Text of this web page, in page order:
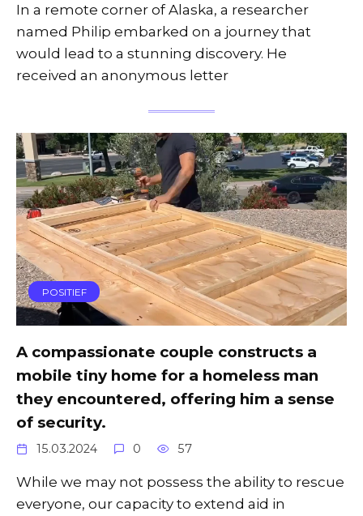
In a remote corner of Alaska, a researcher
named Philip embarked on a journey that
would lead to a stunning discovery. He
received an anonymous letter
POSITIEF
A compassionate couple constructs a
mobile tiny home for a homeless man
they encountered, offering him a sense
of security.
15.03.2024 0 57
While we may not possess the ability to rescue
everyone, our capacity to extend aid in